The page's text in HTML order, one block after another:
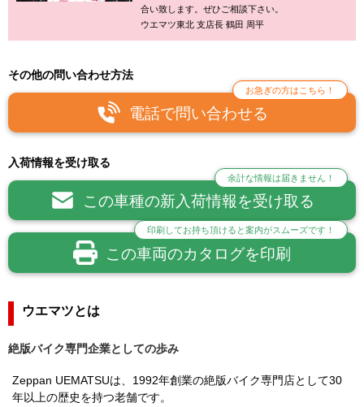
合い致します。ぜひご相談下さい。
ウエマツ東北 支店長 鶴田 周平
その他の問い合わせ方法
電話で問い合わせる
お急ぎの方はこちら！
入荷情報を受け取る
この車種の新入荷情報を受け取る
余計な情報は届きません！
この車両のカタログを印刷
印刷してお持ち頂けると案内がスムーズです！
ウエマツとは
絶版バイク専門企業としての歩み
Zeppan UEMATSUは、1992年創業の絶版バイク専門店として30
年以上の歴史を持つ老舗です。